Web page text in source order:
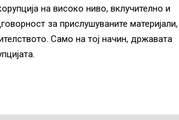
на високо ниво, вклучително и
за прислушуваните материјали,
Само на тој начин, државата